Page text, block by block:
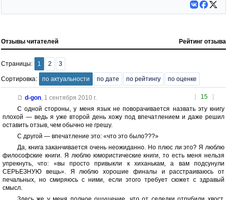
Отзывы читателей Рейтинг отзыва
Страницы: 1 2 3
Сортировка: по актуальности по дате по рейтингу по оценке
[ 15 ]
d-gon, 1 сентября 2010 г.
С одной стороны, у меня язык не поворачивается назвать эту книгу
плохой — ведь я уже второй день хожу под впечатлением и даже решил
оставить отзыв, чем обычно не грешу.
С другой — впечатление это: «что это было???»
Да, книга заканчивается очень неожиданно. Но плюс ли это? Я люблю
философские книги. Я люблю юмористические книги, то есть меня нельзя
упрекнуть, что: «вы просто привыкли к хиханькам, а вам подсунули
СЕРЬЕЗНУЮ вещь». Я люблю хорошие финалы и расстраиваюсь от
печальных, но смиряюсь с ними, если этого требует сюжет с здравый
смысл.